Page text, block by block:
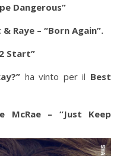
Dangerous”
Raye – “Born Again”.
Start”
ha vinto per il Best
McRae – “Just Keep